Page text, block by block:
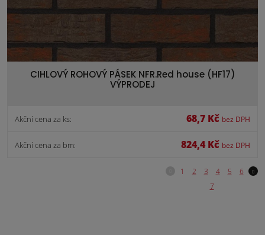
CIHLOVÝ ROHOVÝ PÁSEK NFR.Red house (HF17)
VÝPRODEJ
Akční cena za ks: 68,7 Kč bez DPH
Akční cena za bm: 824,4 Kč bez DPH